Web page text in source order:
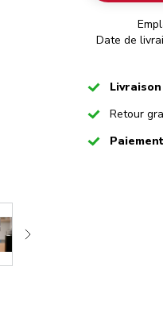
Date de
Checked
Checked
Retour
Checked